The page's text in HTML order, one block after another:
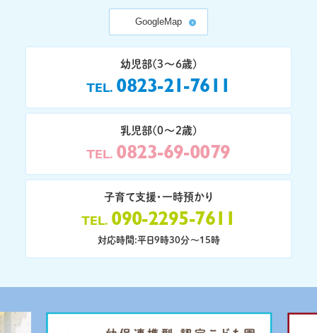
GoogleMap
幼児部(3〜6歳)
TEL 0823-21-7611
乳児部(0〜2歳)
TEL 0823-69-0079
子育て支援・一時預かり
TEL 090-2295-7611
対応時間:平日9時30分〜15時